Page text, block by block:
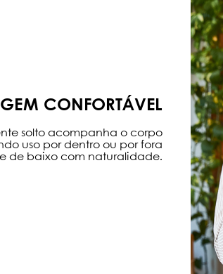
CONFORTÁVEL
solto acompanha o corpo
uso por dentro ou por fora
de baixo com naturalidade.